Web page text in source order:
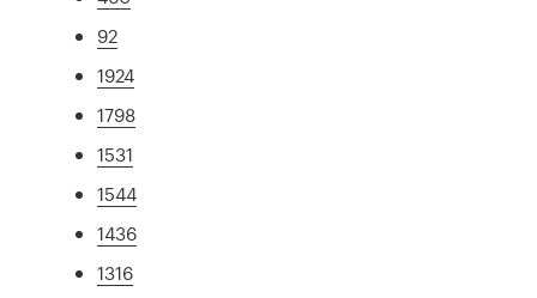
92
1924
1798
1531
1544
1436
1316